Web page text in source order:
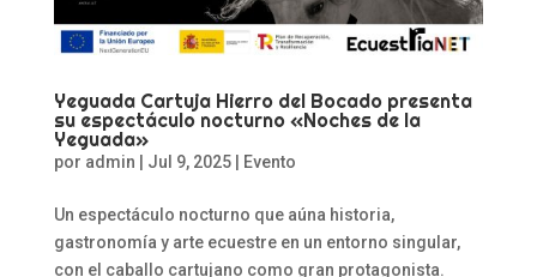
Yeguada Cartuja Hierro del Bocado presenta
su espectáculo nocturno «Noches de la
Yeguada»
por admin Jul 9, 2025| Evento
Un espectáculo nocturno que aúna historia,
gastronomía y arte ecuestre en un entorno singular,
con el caballo cartujano como gran protagonista.